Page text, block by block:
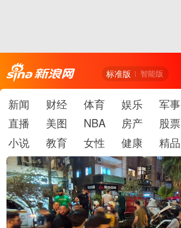
标准版 智能版
新闻 财经 体育 娱乐 军事
直播
美图 NBA 房产 股票
小说
教育 女性 健康 精品